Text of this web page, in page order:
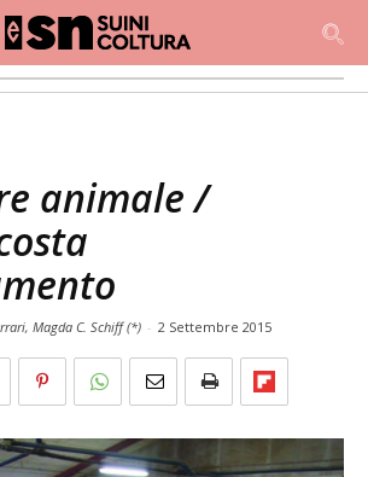
animale /
Magda C. Schiff (*) - 2 Settembre 2015